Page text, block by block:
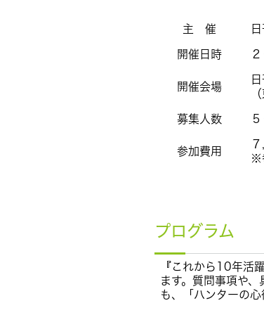
主 催
開催日時
開催会場
募集人数
参加費用
※
プログラム
『これから10年活
ます。質問事項や
も、「ハンターの